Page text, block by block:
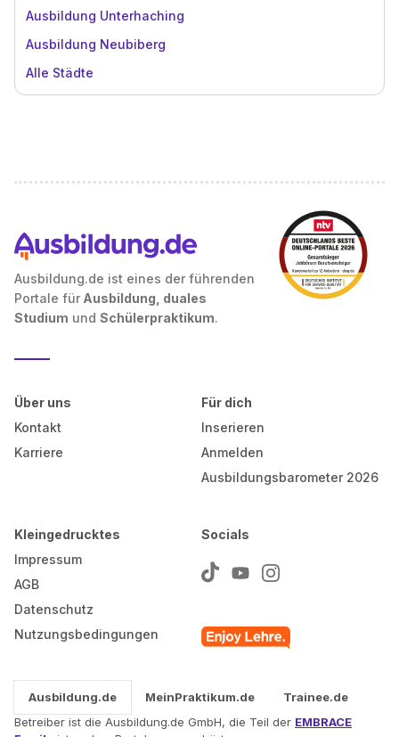
Ausbildung Unterhaching
Ausbildung Neubiberg
Alle Städte
Ausbildung.de ist eines der führenden
Portale für Ausbildung, duales
Studium und Schülerpraktikum.
Über uns
Kontakt
Karriere
Für dich
Inserieren
Anmelden
Ausbildungsbarometer 2026
Kleingedrucktes
Impressum
AGB
Datenschutz
Nutzungsbedingungen
Socials
Ausbildung.de MeinPraktikum.de
Trainee.de
Betreiber ist die Ausbildung.de GmbH, die Teil der EMBRACE